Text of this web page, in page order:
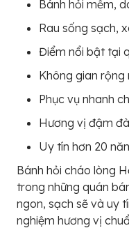
Bánh hỏi mềm,
Rau sống sạch,
Điểm nổi bật tại
Không gian rộng
Phục vụ nhanh
Hương vị đậm
Uy tín hơn 20
Bánh hỏi cháo lòng
trong những quán
ngon, sạch sẽ và uy
nghiệm hương vị